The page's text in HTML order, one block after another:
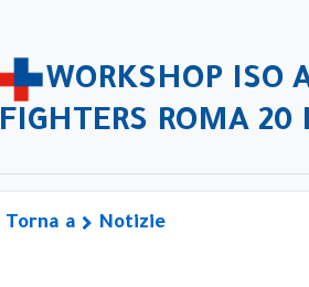
WORKSHOP ISO
FIGHTERS ROMA 20
Torna a Notizie